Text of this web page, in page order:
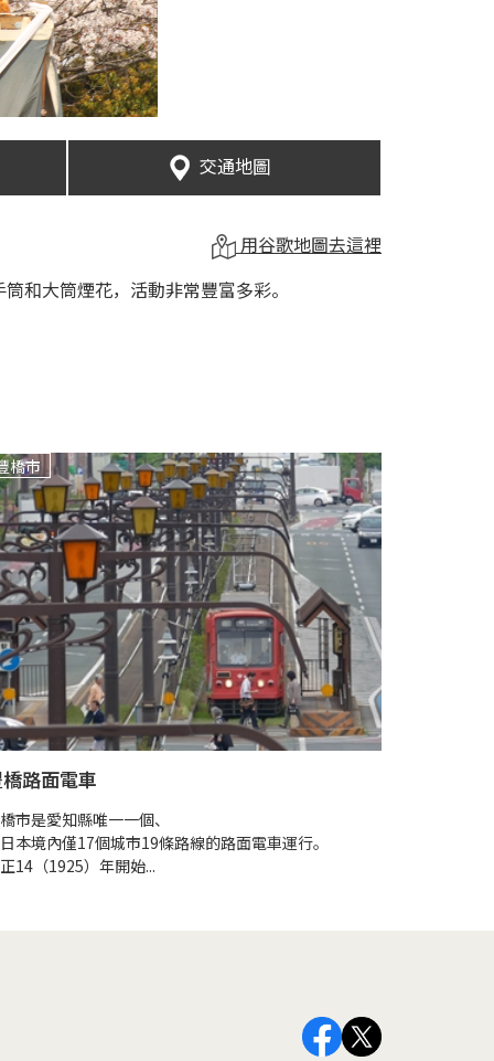
交通地圖
用谷歌地圖去這裡
和大筒煙花，活動非常豐富多彩。
橋市
路面電車
市是愛知縣唯一一個、
本境內僅17個城市19條路線的路面電車運行。
14（1925）年開始...